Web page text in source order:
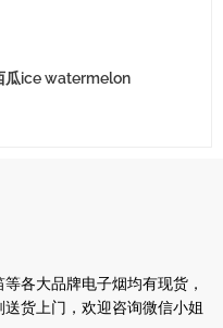
瓜ice watermelon
各大品牌电子烟均有现货，
货上门，欢迎咨询微信小姐